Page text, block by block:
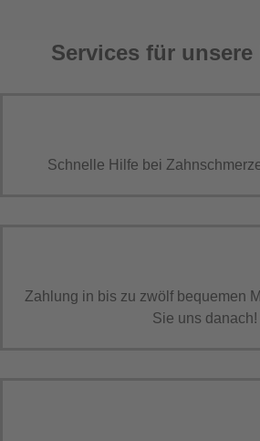
Services für unsere
Schnelle Hilfe bei
Zahlung in bis zu zwölf bequemen
Sie uns danach!